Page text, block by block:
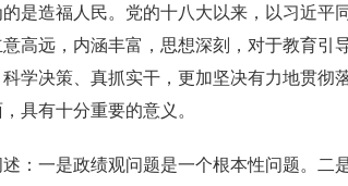
是造福人民。党的十八大以来，以习近
高远，内涵丰富，思想深刻，对于教育
学决策、真抓实干，更加坚决有力地贯
具有十分重要的意义。
：一是政绩观问题是一个根本性问题。